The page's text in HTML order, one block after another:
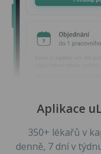
Aplikace
350+ lékařů v
denně, 7 dní v